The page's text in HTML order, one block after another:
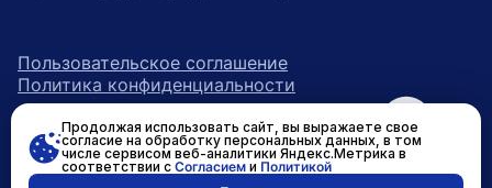
Пользовательское соглашение
Политика конфиденциальности
ссылка на главную
возрастное ограничение 16+
ссылка на страницу в Вконтакте
ссылка на страницу в
ссылка на канал в
Продолжая использовать сайт, вы выражаете свое
согласие на обработку персональных данных, в том
числе сервисом веб-аналитики Яндекс.Метрика в
соответствии с Согласиеми Политикой